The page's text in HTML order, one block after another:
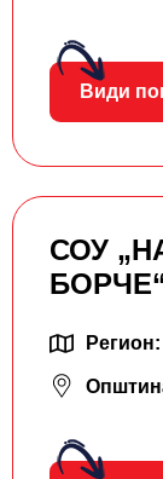
Види
СОУ
Регион: